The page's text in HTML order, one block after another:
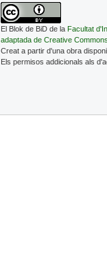
El Blok de BiD de la Facultat
adaptada de Creative
Creat a partir d'una obra
Els permisos addicionals als